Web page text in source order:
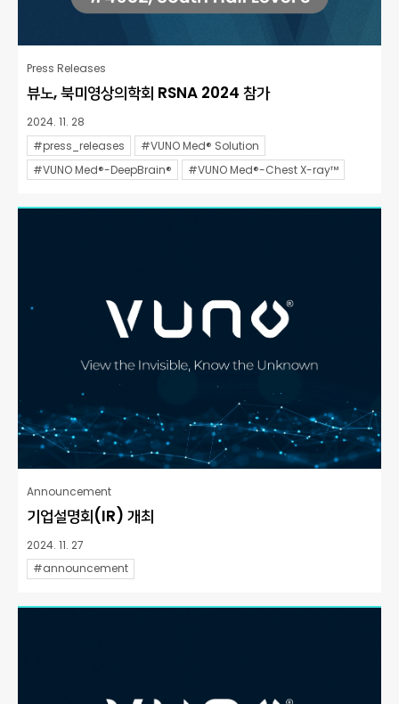
Press Releases
뷰노, 북미영상의학회 RSNA 2024 참가
2024. 11. 28
#press_releases
#VUNO Med® Solution
#VUNO Med®-DeepBrain®
#VUNO Med®-Chest X-ray™
Announcement
기업설명회(IR) 개최
2024. 11. 27
#announcement